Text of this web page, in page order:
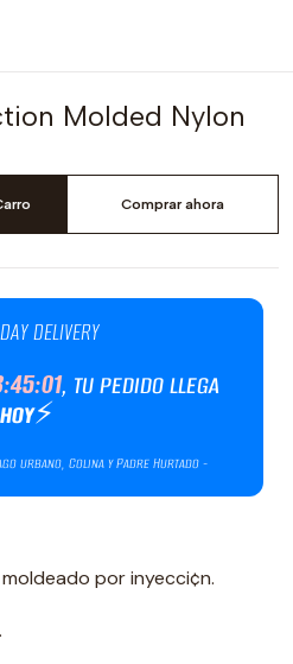
Molded Nylon
Comprar ahora
por inyecci¢n.